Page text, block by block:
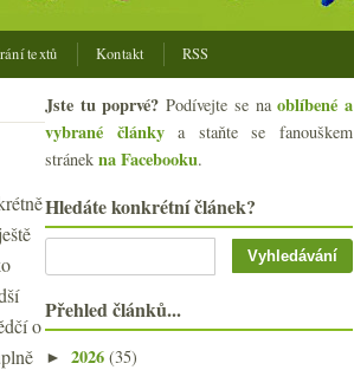
textů Kontakt RSS
o
Jste tu poprvé? Podívejte se naoblíbené a
vybrané článkya staňte se fanouškem
stránek na Facebooku.
Hledáte konkrétní článek?
Přehled článků...
► 2026 (35)